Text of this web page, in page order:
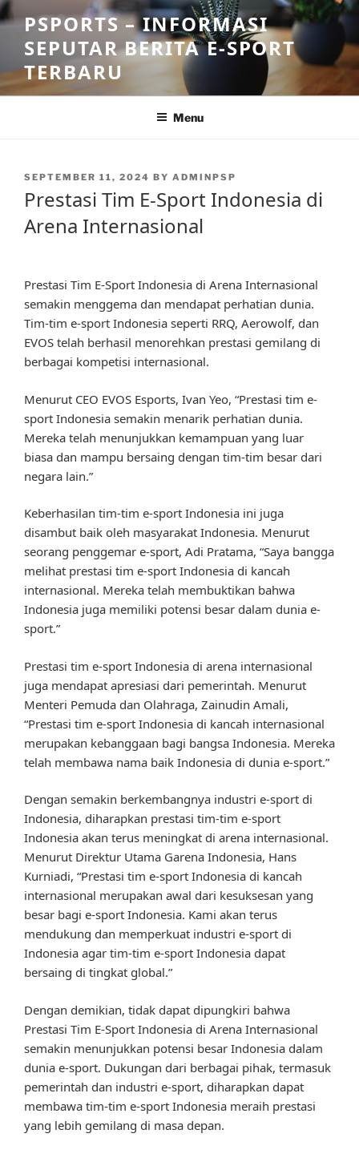
Skip
to
content
PSPORTS – INFORMASI
SEPUTAR BERITA E-SPORT
TERBARU
Menu
POSTED
SEPTEMBER 11, 2024 BY ADMINPSP
Prestasi Tim E-Sport Indonesia di
Arena Internasional
Prestasi Tim E-Sport Indonesia di Arena Internasional
semakin menggema dan mendapat perhatian dunia.
Tim-tim e-sport Indonesia seperti RRQ, Aerowolf, dan
EVOS telah berhasil menorehkan prestasi gemilang di
berbagai kompetisi internasional.
Menurut CEO EVOS Esports, Ivan Yeo, “Prestasi tim e-
sport Indonesia semakin menarik perhatian dunia.
Mereka telah menunjukkan kemampuan yang luar
biasa dan mampu bersaing dengan tim-tim besar dari
negara lain.”
Keberhasilan tim-tim e-sport Indonesia ini juga
disambut baik oleh masyarakat Indonesia. Menurut
seorang penggemar e-sport, Adi Pratama, “Saya bangga
melihat prestasi tim e-sport Indonesia di kancah
internasional. Mereka telah membuktikan bahwa
Indonesia juga memiliki potensi besar dalam dunia e-
sport.”
Prestasi tim e-sport Indonesia di arena internasional
juga mendapat apresiasi dari pemerintah. Menurut
Menteri Pemuda dan Olahraga, Zainudin Amali,
“Prestasi tim e-sport Indonesia di kancah internasional
merupakan kebanggaan bagi bangsa Indonesia. Mereka
telah membawa nama baik Indonesia di dunia e-sport.”
Dengan semakin berkembangnya industri e-sport di
Indonesia, diharapkan prestasi tim-tim e-sport
Indonesia akan terus meningkat di arena internasional.
Menurut Direktur Utama Garena Indonesia, Hans
Kurniadi, “Prestasi tim e-sport Indonesia di kancah
internasional merupakan awal dari kesuksesan yang
besar bagi e-sport Indonesia. Kami akan terus
mendukung dan memperkuat industri e-sport di
Indonesia agar tim-tim e-sport Indonesia dapat
bersaing di tingkat global.”
Dengan demikian, tidak dapat dipungkiri bahwa
Prestasi Tim E-Sport Indonesia di Arena Internasional
semakin menunjukkan potensi besar Indonesia dalam
dunia e-sport. Dukungan dari berbagai pihak, termasuk
pemerintah dan industri e-sport, diharapkan dapat
membawa tim-tim e-sport Indonesia meraih prestasi
yang lebih gemilang di masa depan.